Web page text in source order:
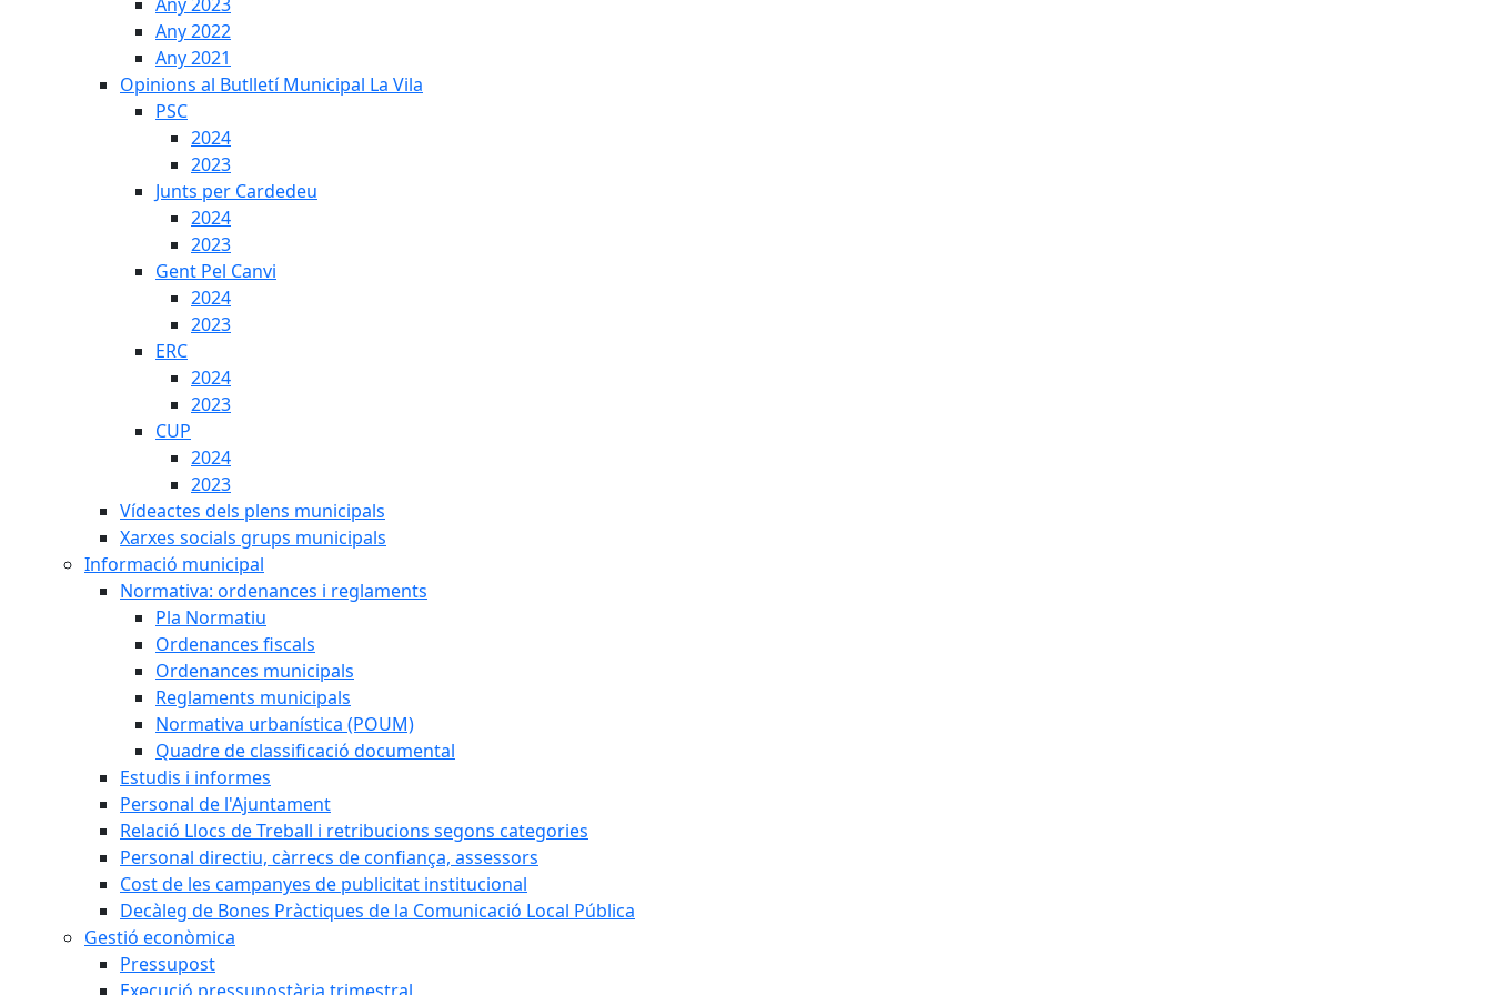
Any 2022
Any 2021
Opinions al Butlletí Municipal La Vila
PSC
2024
2023
Junts per Cardedeu
2024
2023
Gent Pel Canvi
2024
2023
ERC
2024
2023
CUP
2024
2023
Vídeactes dels plens municipals
Xarxes socials grups municipals
Informació municipal
Normativa: ordenances i reglaments
Pla Normatiu
Ordenances fiscals
Ordenances municipals
Reglaments municipals
Normativa urbanística (POUM)
Quadre de classificació documental
Estudis i informes
Personal de l'Ajuntament
Relació Llocs de Treball i retribucions segons categories
Personal directiu, càrrecs de confiança, assessors
Cost de les campanyes de publicitat institucional
Decàleg de Bones Pràctiques de la Comunicació Local Pública
Gestió econòmica
Pressupost